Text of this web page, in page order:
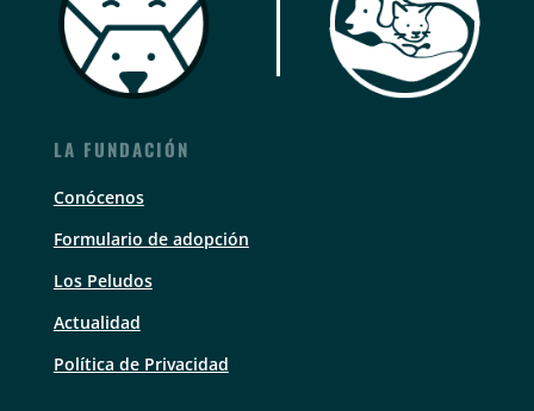
LA FUNDACIÓN
Conócenos
Formulario de adopción
Los Peludos
Actualidad
Política de Privacidad